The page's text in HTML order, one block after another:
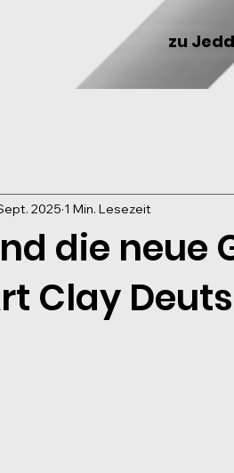
zu
die neue
Clay
2025 1 Min. Lesezeit